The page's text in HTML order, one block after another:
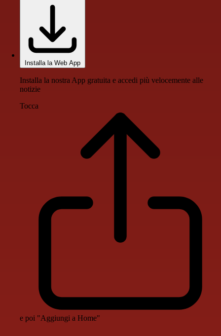
Installa la Web App
Installa la nostra App gratuita e accedi più velocemente alle
notizie
Tocca
e poi "Aggiungi a Home"